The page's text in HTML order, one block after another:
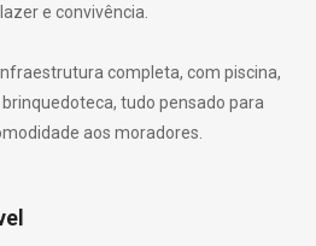
e convivência.
completa, com piscina,
tudo pensado para
aos moradores.